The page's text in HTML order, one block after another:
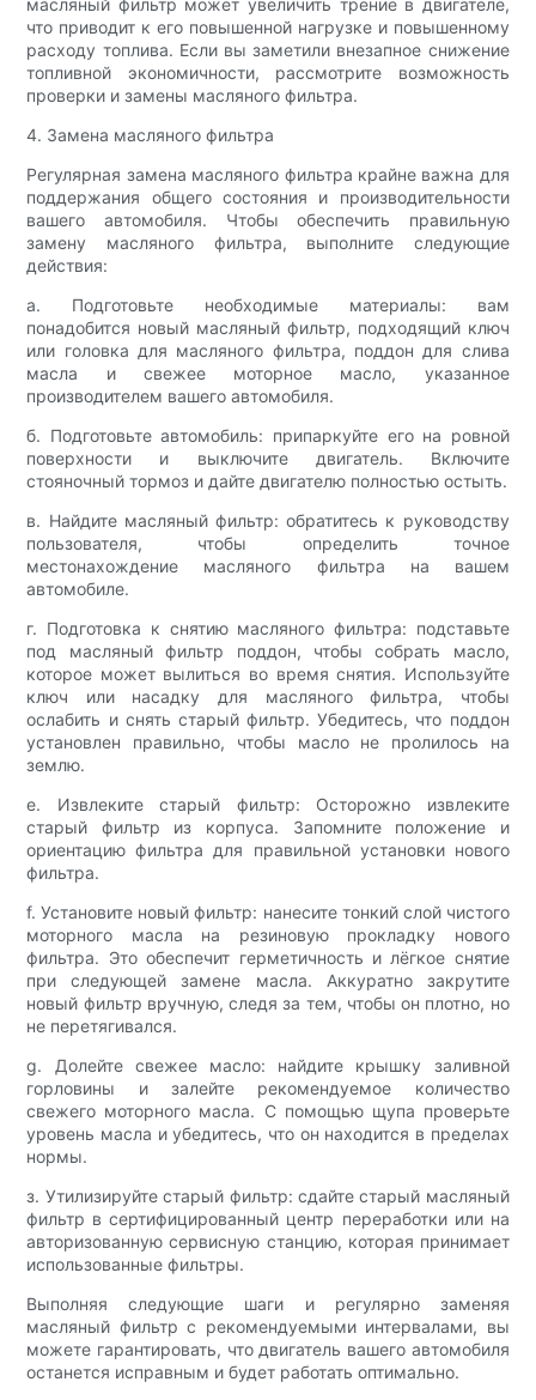
масляный фильтр может увеличить трение в двигателе,
что приводит к его повышенной нагрузке и повышенному
расходу топлива. Если вы заметили внезапное снижение
топливной экономичности, рассмотрите возможность
проверки и замены масляного фильтра.
4. Замена масляного фильтра
Регулярная замена масляного фильтра крайне важна для
поддержания общего состояния и производительности
вашего автомобиля. Чтобы обеспечить правильную
замену масляного фильтра, выполните следующие
действия:
а. Подготовьте необходимые материалы: вам
понадобится новый масляный фильтр, подходящий ключ
или головка для масляного фильтра, поддон для слива
масла и свежее моторное масло, указанное
производителем вашего автомобиля.
б. Подготовьте автомобиль: припаркуйте его на ровной
поверхности и выключите двигатель. Включите
стояночный тормоз и дайте двигателю полностью остыть.
в. Найдите масляный фильтр: обратитесь к руководству
пользователя, чтобы определить точное
местонахождение масляного фильтра на вашем
автомобиле.
г. Подготовка к снятию масляного фильтра: подставьте
под масляный фильтр поддон, чтобы собрать масло,
которое может вылиться во время снятия. Используйте
ключ или насадку для масляного фильтра, чтобы
ослабить и снять старый фильтр. Убедитесь, что поддон
установлен правильно, чтобы масло не пролилось на
землю.
е. Извлеките старый фильтр: Осторожно извлеките
старый фильтр из корпуса. Запомните положение и
ориентацию фильтра для правильной установки нового
фильтра.
f. Установите новый фильтр: нанесите тонкий слой чистого
моторного масла на резиновую прокладку нового
фильтра. Это обеспечит герметичность и лёгкое снятие
при следующей замене масла. Аккуратно закрутите
новый фильтр вручную, следя за тем, чтобы он плотно, но
не перетягивался.
g. Долейте свежее масло: найдите крышку заливной
горловины и залейте рекомендуемое количество
свежего моторного масла. С помощью щупа проверьте
уровень масла и убедитесь, что он находится в пределах
нормы.
з. Утилизируйте старый фильтр: сдайте старый масляный
фильтр в сертифицированный центр переработки или на
авторизованную сервисную станцию, которая принимает
использованные фильтры.
Выполняя следующие шаги и регулярно заменяя
масляный фильтр с рекомендуемыми интервалами, вы
можете гарантировать, что двигатель вашего автомобиля
останется исправным и будет работать оптимально.